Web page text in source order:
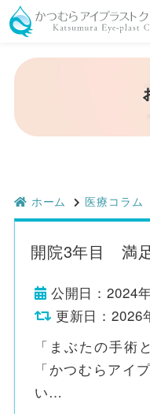
ホーム 医療コラム
開院3年目 満
公開日：2024
更新日：2026
「まぶたの手術
「かつむらアイ
い…